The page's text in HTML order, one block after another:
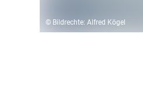
© Bildrechte: Alfred Kögel